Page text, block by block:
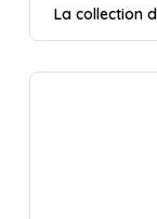
La collection